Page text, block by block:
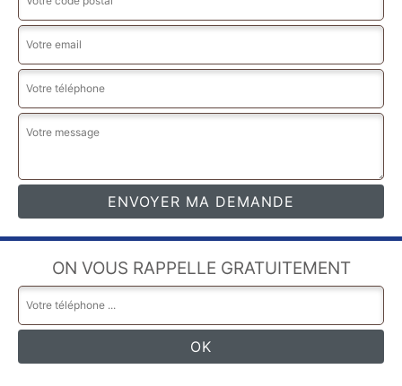
ON VOUS RAPPELLE GRATUITEMENT